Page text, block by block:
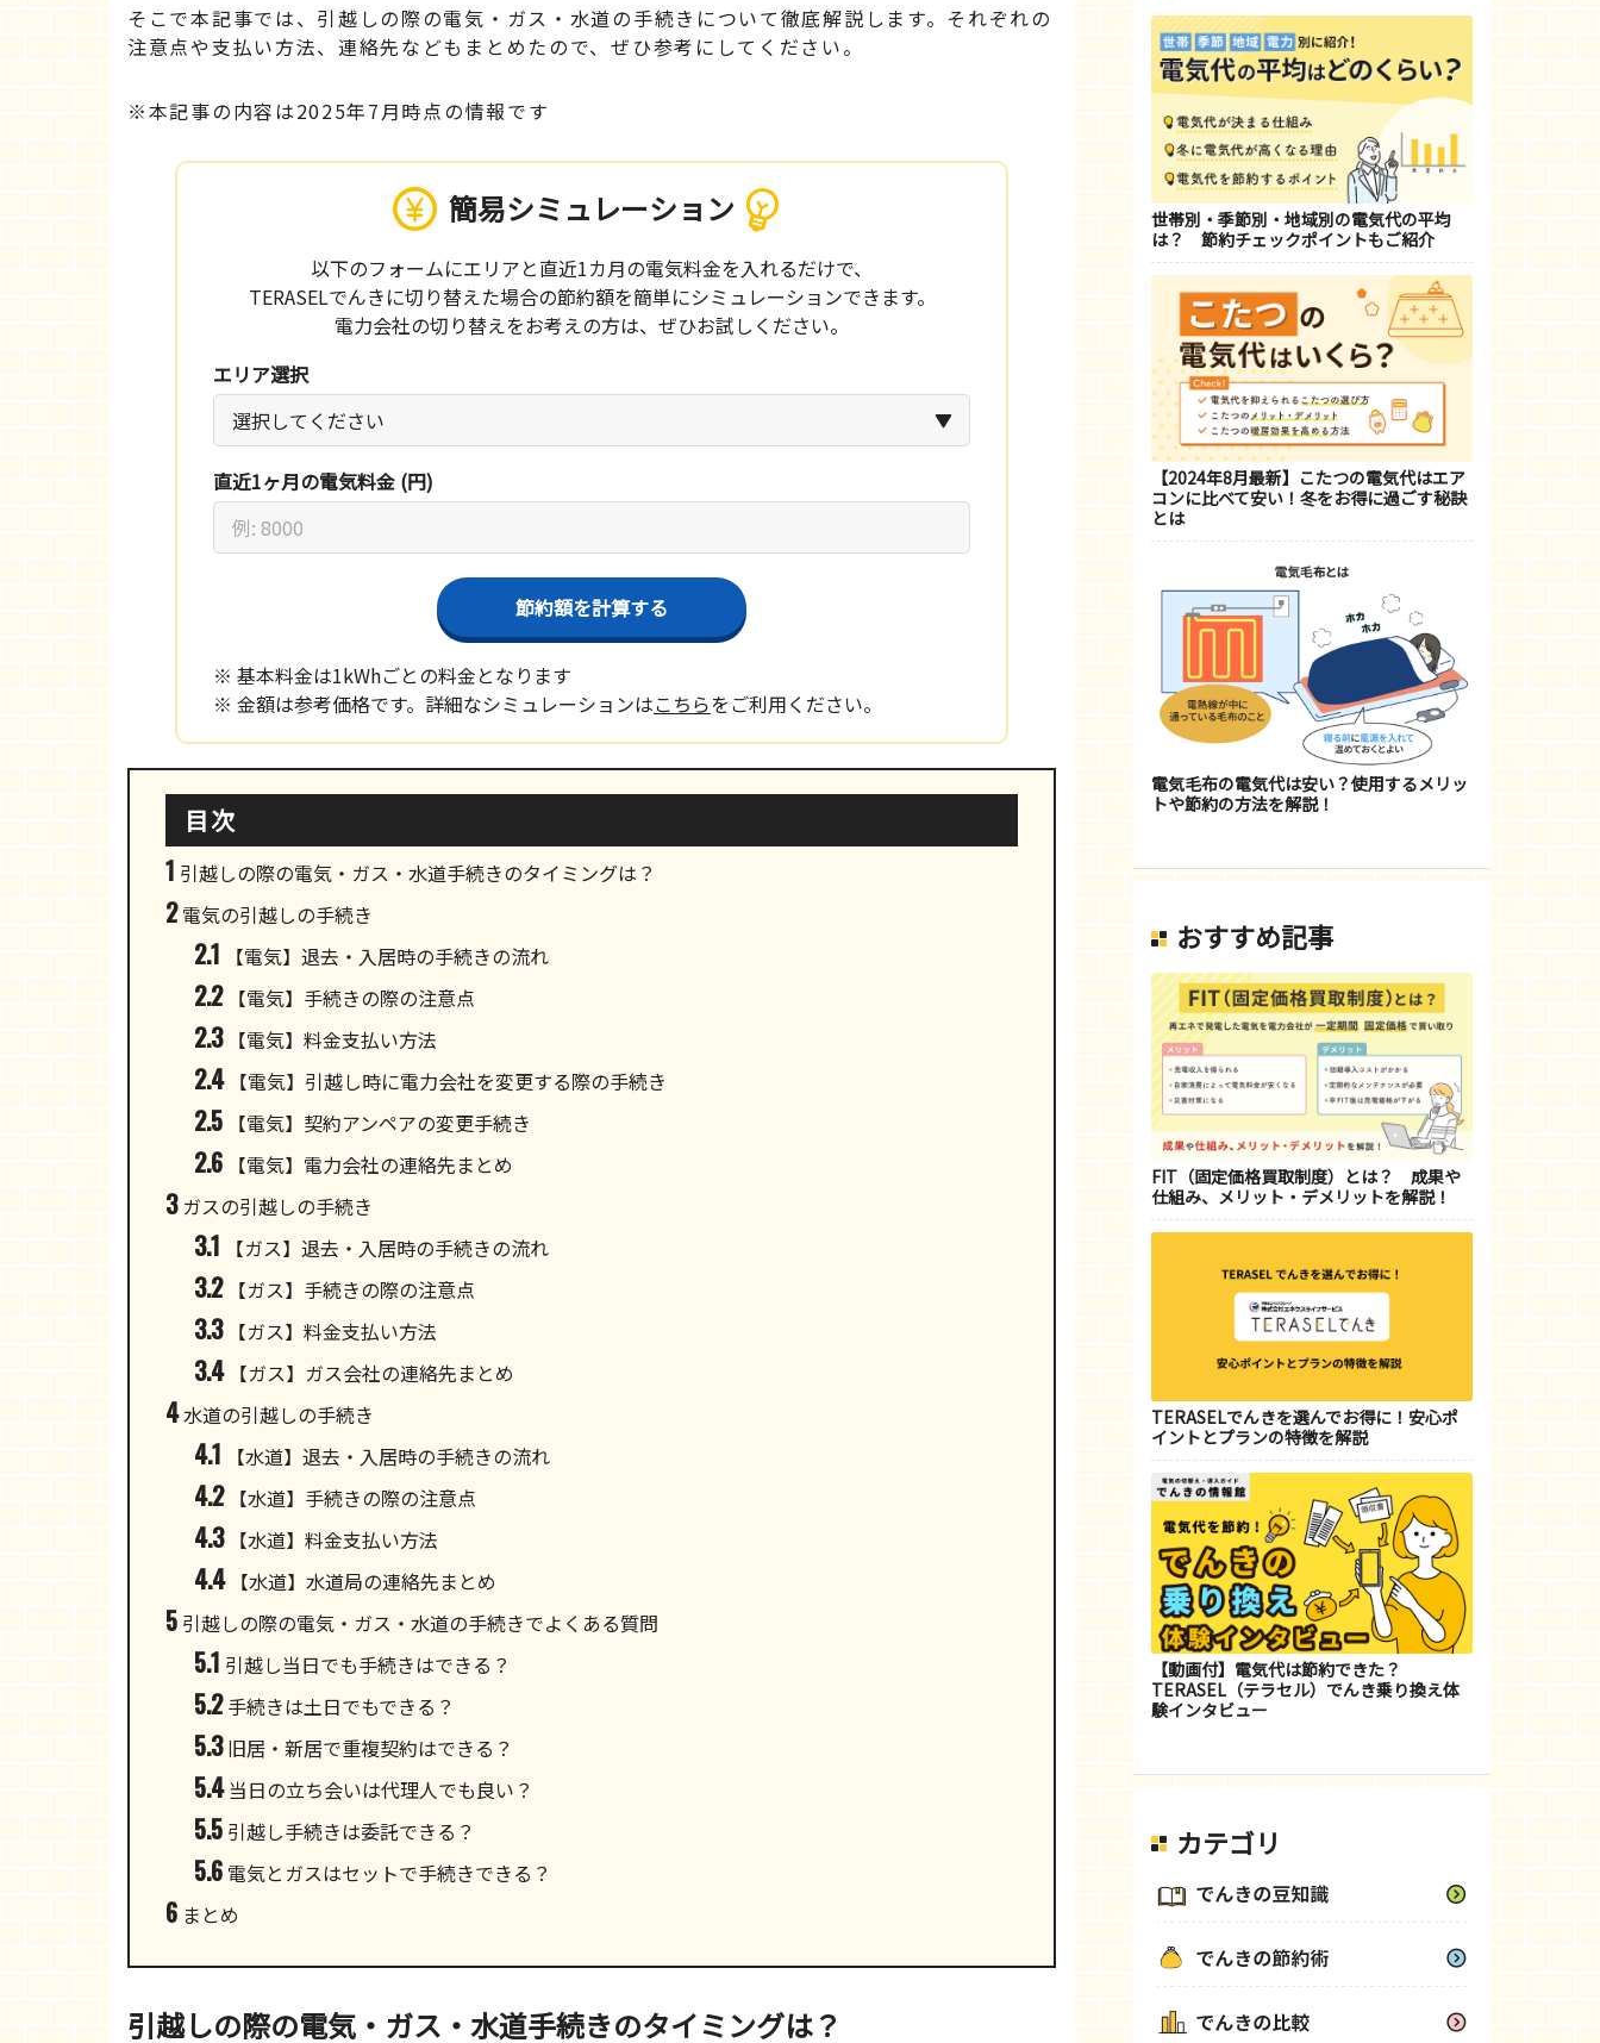
そこで本記事では、引越しの際の電気・ガス・水道の手続きについて徹底解説します。それぞれの
注意点や支払い方法、連絡先などもまとめたので、ぜひ参考にしてください。
※本記事の内容は2025年7月時点の情報です
簡易シミュレーション
以下のフォームにエリアと直近1カ月の電気料金を入れるだけで、
TERASELでんきに切り替えた場合の節約額を簡単にシミュレーションできます。
電力会社の切り替えをお考えの方は、ぜひお試しください。
エリア選択
直近1ヶ月の電気料金 (円)
節約額を計算する
※ 基本料金は1kWhごとの料金となります
※ 金額は参考価格です。詳細なシミュレーションはこちらをご利用ください。
目次
1 引越しの際の電気・ガス・水道手続きのタイミングは？
2電気の引越しの手続き
2.1 【電気】退去・入居時の手続きの流れ
2.2【電気】手続きの際の注意点
2.3【電気】料金支払い方法
2.4【電気】引越し時に電力会社を変更する際の手続き
2.5 【電気】契約アンペアの変更手続き
2.6 【電気】電力会社の連絡先まとめ
3ガスの引越しの手続き
3.1 【ガス】退去・入居時の手続きの流れ
3.2【ガス】手続きの際の注意点
3.3【ガス】料金支払い方法
3.4【ガス】ガス会社の連絡先まとめ
4水道の引越しの手続き
4.1 【水道】退去・入居時の手続きの流れ
4.2【水道】手続きの際の注意点
4.3【水道】料金支払い方法
4.4【水道】水道局の連絡先まとめ
5 引越しの際の電気・ガス・水道の手続きでよくある質問
5.1 引越し当日でも手続きはできる？
5.2手続きは土日でもできる？
5.3旧居・新居で重複契約はできる？
5.4当日の立ち会いは代理人でも良い？
5.5 引越し手続きは委託できる？
5.6 電気とガスはセットで手続きできる？
6 まとめ
引越しの際の電気・ガス・水道手続きのタイミングは？
世帯別・季節別・地域別の電気代の平均
は？ 節約チェックポイントもご紹介
【2024年8月最新】こたつの電気代はエア
コンに比べて安い！冬をお得に過ごす秘訣
とは
電気毛布の電気代は安い？使用するメリッ
トや節約の方法を解説！
おすすめ記事
FIT（固定価格買取制度）とは？ 成果や
仕組み、メリット・デメリットを解説！
TERASELでんきを選んでお得に！安心ポ
イントとプランの特徴を解説
【動画付】電気代は節約できた？
TERASEL（テラセル）でんき乗り換え体
験インタビュー
カテゴリ